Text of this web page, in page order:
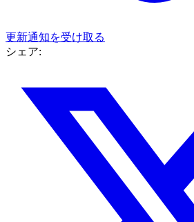
更新通知を受け取る
シェア: